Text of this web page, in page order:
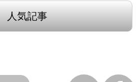
人気記事